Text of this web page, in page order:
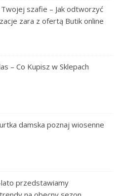
szafie – Jak odtworzyć
zara z ofertą Butik online
– Co Kupisz w Sklepach
damska poznaj wiosenne
przedstawiamy